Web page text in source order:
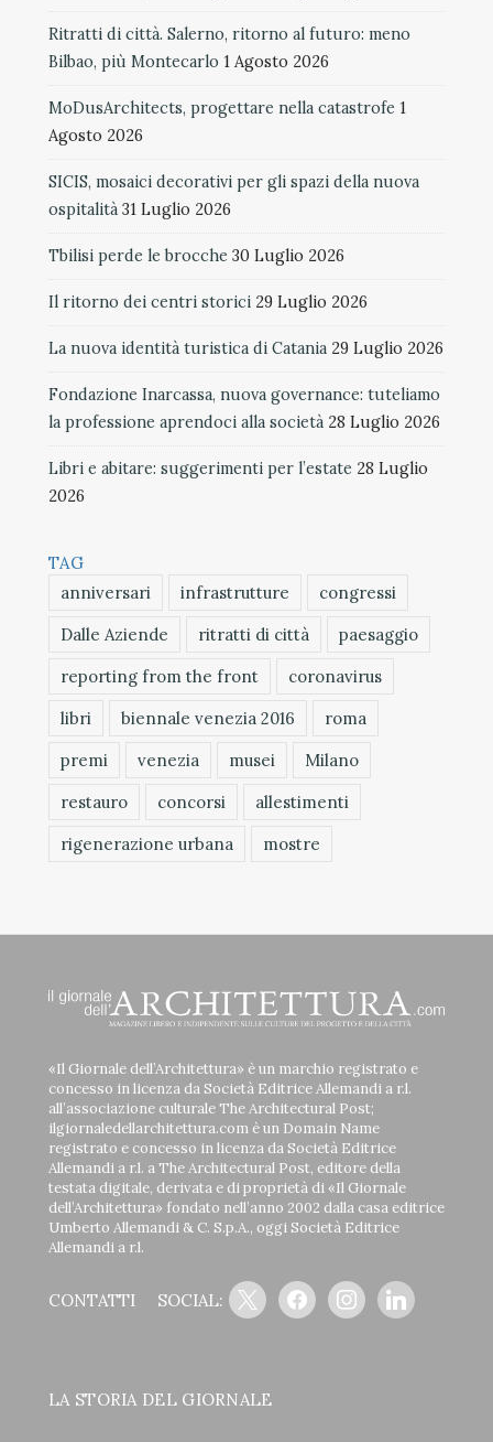
Ritratti di città. Salerno, ritorno al futuro: meno
Bilbao, più Montecarlo 1 Agosto 2026
MoDusArchitects, progettare nella catastrofe 1
Agosto 2026
SICIS, mosaici decorativi per gli spazi della nuova
ospitalità 31 Luglio 2026
Tbilisi perde le brocche 30 Luglio 2026
Il ritorno dei centri storici 29 Luglio 2026
La nuova identità turistica di Catania 29 Luglio 2026
Fondazione Inarcassa, nuova governance: tuteliamo
la professione aprendoci alla società 28 Luglio 2026
Libri e abitare: suggerimenti per l’estate 28 Luglio
2026
TAG
anniversari
infrastrutture
congressi
Dalle Aziende
ritratti di città
paesaggio
reporting from the front
coronavirus
libri
biennale venezia 2016
roma
premi
venezia musei
Milano
restauro
concorsi
allestimenti
rigenerazione urbana
mostre
«Il Giornale dell’Architettura» è un marchio registrato e
concesso in licenza da Società Editrice Allemandi a r.l.
all’associazione culturale The Architectural Post;
ilgiornaledellarchitettura.com è un Domain Name
registrato e concesso in licenza da Società Editrice
Allemandi a r.l. a The Architectural Post, editore della
testata digitale, derivata e di proprietà di «Il Giornale
dell’Architettura» fondato nell’anno 2002 dalla casa editrice
Umberto Allemandi & C. S.p.A., oggi Società Editrice
Allemandi a r.l.
CONTATTI SOCIAL:
x facebookinstagramlinkedin
LA STORIA DEL GIORNALE